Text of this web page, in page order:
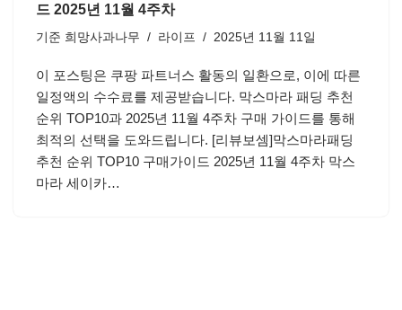
드 2025년 11월 4주차
기준 희망사과나무 라이프 2025년 11월 11일
이 포스팅은 쿠팡 파트너스 활동의 일환으로, 이에 따른
일정액의 수수료를 제공받습니다. 막스마라 패딩 추천
순위 TOP10과 2025년 11월 4주차 구매 가이드를 통해
최적의 선택을 도와드립니다. [리뷰보셈]막스마라패딩
추천 순위 TOP10 구매가이드 2025년 11월 4주차 막스
마라 세이카…